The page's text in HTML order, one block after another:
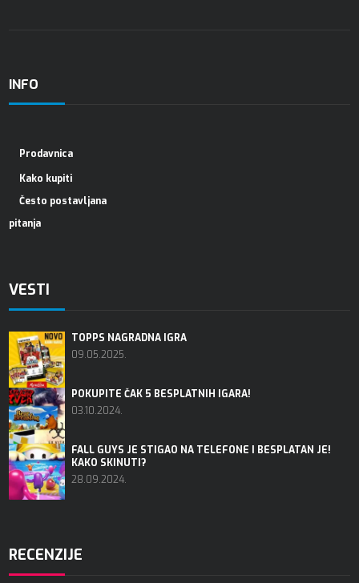
INFO
Prodavnica
Kako kupiti
Često postavljana
pitanja
VESTI
TOPPS NAGRADNA IGRA
09.05.2025.
POKUPITE ČAK 5 BESPLATNIH IGARA!
03.10.2024.
FALL GUYS JE STIGAO NA TELEFONE I BESPLATAN JE!
KAKO SKINUTI?
28.09.2024.
RECENZIJE